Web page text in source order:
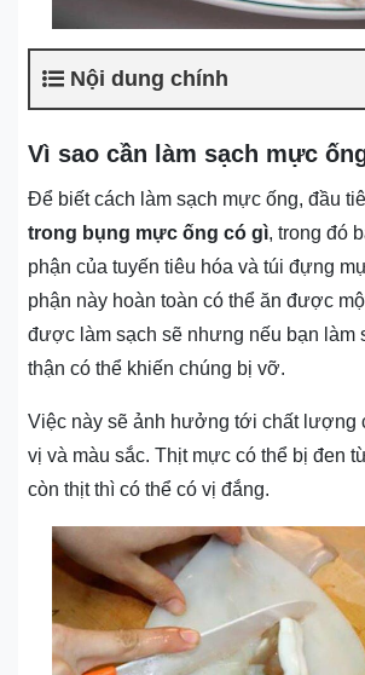
Nội dung chính
Vì sao cần làm sạch mực
Để biết cách làm sạch mực ống, đầu
trong bụng mực ống có gì, trong đó
phận của tuyến tiêu hóa và túi đựng
phận này hoàn toàn có thể ăn được
được làm sạch sẽ nhưng nếu bạn làm
thận có thể khiến chúng bị vỡ.
Việc này sẽ ảnh hưởng tới chất lượng
vị và màu sắc. Thịt mực có thể bị đen
còn thịt thì có thể có vị đắng.